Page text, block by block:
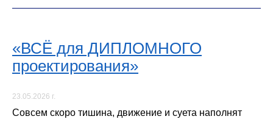
«ВСЁ для ДИПЛОМНОГО
проектирования»
23.05.2026 г.
Совсем скоро тишина, движение и суета наполнят